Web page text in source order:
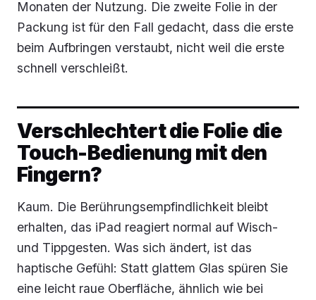
Monaten der Nutzung. Die zweite Folie in der
Packung ist für den Fall gedacht, dass die erste
beim Aufbringen verstaubt, nicht weil die erste
schnell verschleißt.
Verschlechtert die Folie die
Touch-Bedienung mit den
Fingern?
Kaum. Die Berührungsempfindlichkeit bleibt
erhalten, das iPad reagiert normal auf Wisch-
und Tippgesten. Was sich ändert, ist das
haptische Gefühl: Statt glattem Glas spüren Sie
eine leicht raue Oberfläche, ähnlich wie bei